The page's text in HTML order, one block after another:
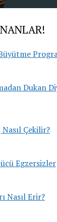
Dukan
Nasıl Çekilir?
Egzersizler
Nasıl Erir?